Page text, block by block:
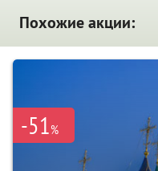
Похожие акции:
-51%